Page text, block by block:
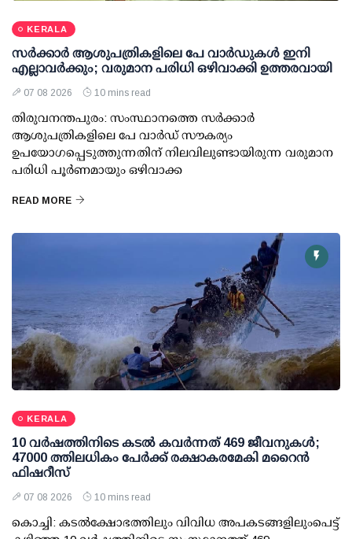
KERALA
സര്‍ക്കാര്‍ ആശുപത്രികളിലെ പേ വാര്‍ഡുകള്‍ ഇനി
എല്ലാവര്‍ക്കും; വരുമാന പരിധി ഒഴിവാക്കി ഉത്തരവായി
07 08 2026 10 mins read
തിരുവനന്തപുരം: സംസ്ഥാനത്തെ സര്‍ക്കാര്‍
ആശുപത്രികളിലെ പേ വാര്‍ഡ് സൗകര്യം
ഉപയോഗപ്പെടുത്തുന്നതിന് നിലവിലുണ്ടായിരുന്ന വരുമാന
പരിധി പൂര്‍ണമായും ഒഴിവാക്ക
READ MORE
KERALA
10 വര്‍ഷത്തിനിടെ കടല്‍ കവര്‍ന്നത് 469 ജീവനുകള്‍;
47000 ത്തിലധികം പേര്‍ക്ക് രക്ഷാകരമേകി മറൈന്‍
ഫിഷറീസ്
07 08 2026 10 mins read
കൊച്ചി: കടല്‍ക്ഷോഭത്തിലും വിവിധ അപകടങ്ങളിലുംപെട്ട്